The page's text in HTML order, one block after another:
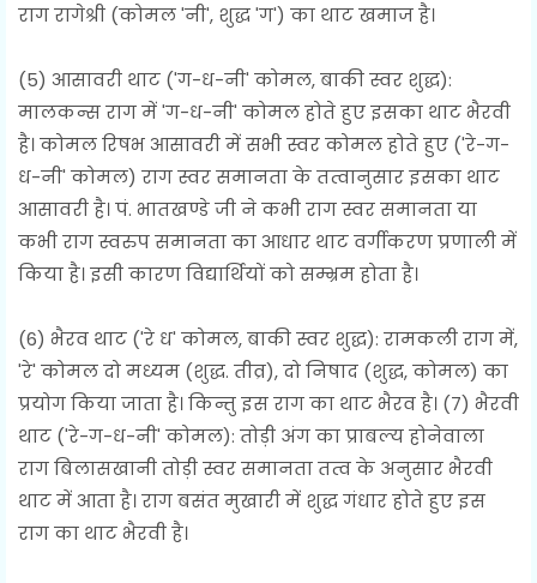
राग रागेश्री (कोमल 'नी', शुद्ध 'ग') का थाट खमाज है।
(5) आसावरी थाट ('ग-ध-नी' कोमल, बाकी स्वर शुद्ध):
मालकन्स राग में 'ग-ध-नी' कोमल होते हुए इसका थाट भैरवी
है। कोमल रिषभ आसावरी में सभी स्वर कोमल होते हुए ('रे-ग-
ध-नी' कोमल) राग स्वर समानता के तत्वानुसार इसका थाट
आसावरी है। पं. भातखण्डे जी ने कभी राग स्वर समानता या
कभी राग स्वरुप समानता का आधार थाट वर्गीकरण प्रणाली में
किया है। इसी कारण विद्यार्थियों को सम्भ्रम होता है।
(6) भैरव थाट ('रे ध' कोमल, बाकी स्वर शुद्ध): रामकली राग में,
'रे' कोमल दो मध्यम (शुद्ध. तीव्र), दो निषाद (शुद्ध, कोमल) का
प्रयोग किया जाता है। किन्तु इस राग का थाट भैरव है। (7) भैरवी
थाट ('रे-ग-ध-नी' कोमल): तोड़ी अंग का प्राबल्य होनेवाला
राग बिलासखानी तोड़ी स्वर समानता तत्व के अनुसार भैरवी
थाट में आता है। राग बसंत मुखारी में शुद्ध गंधार होते हुए इस
राग का थाट भैरवी है।